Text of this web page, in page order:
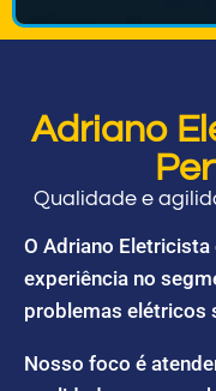
Adriano
Qualidade e
O Adriano
experiência no
problemas elétricos
Nosso foco é